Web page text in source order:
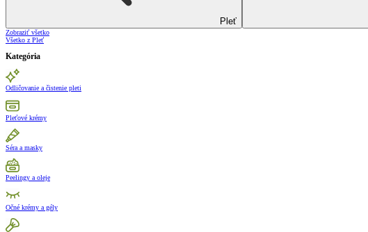
Pleť
Zobraziť všetko
Všetko z Pleť
Kategória
Odličovanie a čistenie pleti
Pleťové krémy
Séra a masky
Peelingy a oleje
Očné krémy a gély